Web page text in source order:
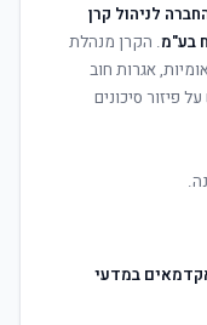
לניהול קרן
בע"מ. הקרן מנהלת
אגרות חוב
פיזור סיכונים
במדעי